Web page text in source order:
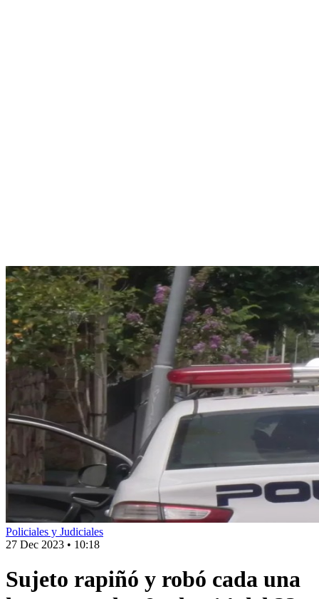
Policiales y Judiciales
27 Dec 2023 • 10:18
Sujeto rapiñó y robó cada una